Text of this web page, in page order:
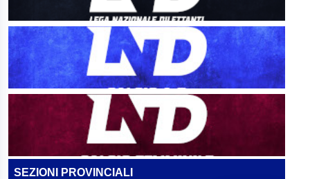
SEZIONI PROVINCIALI